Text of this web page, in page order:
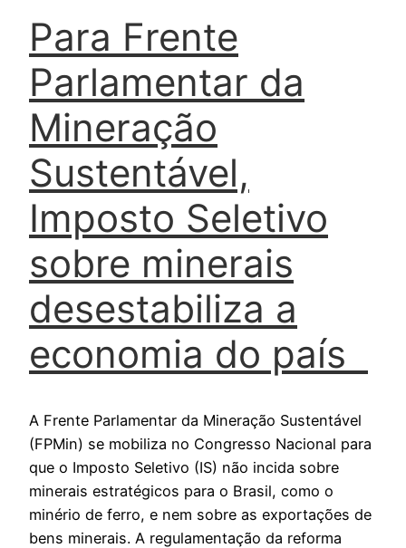
Para Frente
Parlamentar da
Mineração
Sustentável,
Imposto Seletivo
sobre minerais
desestabiliza a
economia do país
A Frente Parlamentar da Mineração Sustentável
(FPMin) se mobiliza no Congresso Nacional para
que o Imposto Seletivo (IS) não incida sobre
minerais estratégicos para o Brasil, como o
minério de ferro, e nem sobre as exportações de
bens minerais. A regulamentação da reforma